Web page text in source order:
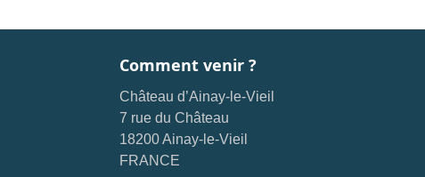
Comment venir ?
Château d’Ainay-le-Vieil
7 rue du Château
18200 Ainay-le-Vieil
FRANCE